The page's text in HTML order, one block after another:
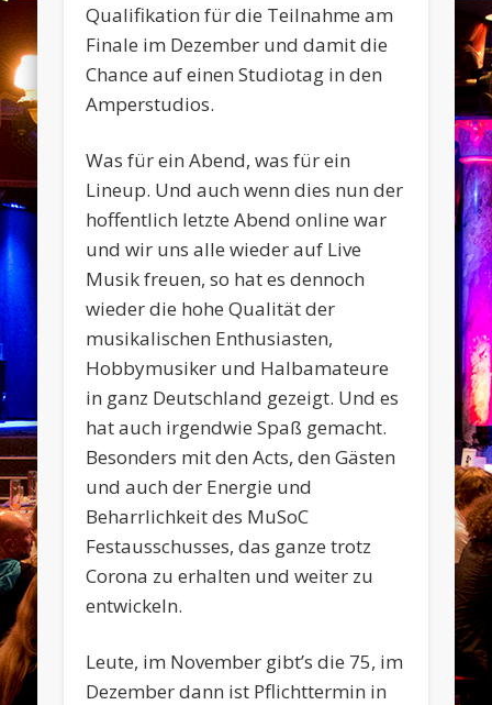
Qualifikation für die Teilnahme am
Finale im Dezember und damit die
Chance auf einen Studiotag in den
Amperstudios.
Was für ein Abend, was für ein
Lineup. Und auch wenn dies nun der
hoffentlich letzte Abend online war
und wir uns alle wieder auf Live
Musik freuen, so hat es dennoch
wieder die hohe Qualität der
musikalischen Enthusiasten,
Hobbymusiker und Halbamateure
in ganz Deutschland gezeigt. Und es
hat auch irgendwie Spaß gemacht.
Besonders mit den Acts, den Gästen
und auch der Energie und
Beharrlichkeit des MuSoC
Festausschusses, das ganze trotz
Corona zu erhalten und weiter zu
entwickeln.
Leute, im November gibt’s die 75, im
Dezember dann ist Pflichttermin in